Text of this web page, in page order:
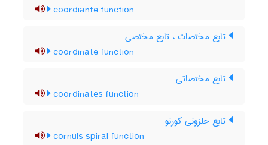
coordiante function
تابع مختصات ، تابع مختصی
coordinate function
تابع مختصاتی
coordinates function
تابع حلزونی کورنو
cornuls spiral function